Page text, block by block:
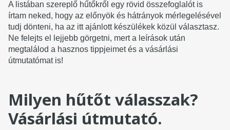
A listában szereplő hűtőkről egy rövid összefoglalót is
írtam neked, hogy az előnyök és hátrányok mérlegelésével
tudj dönteni, ha az itt ajánlott készülékek közül választasz.
Ne felejts el lejjebb görgetni, mert a leírások után
megtalálod a hasznos tippjeimet és a vásárlási
útmutatómat is!
Milyen hűtőt válasszak?
Vásárlási útmutató.